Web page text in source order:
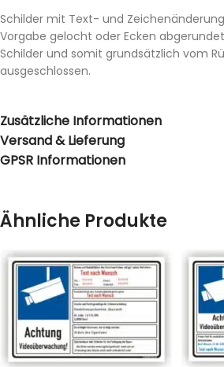
Schilder mit Text- und
Vorgabe gelocht oder Ecken
Schilder und somit grundsätzlich vom
ausgeschlossen.
Zusätzliche Informationen
Versand & Lieferung
GPSR Informationen
Ähnliche Produkte